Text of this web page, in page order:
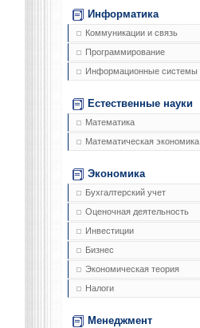
Информатика
Коммуникации и связь
Программирование
Информационные системы
Естественные науки
Математика
Математическая экономика
Экономика
Бухгалтерский учет
Оценочная деятельность
Инвестиции
Бизнес
Экономическая теория
Налоги
Менеджмент